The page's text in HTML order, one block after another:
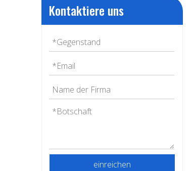
Kontaktiere uns
einreichen